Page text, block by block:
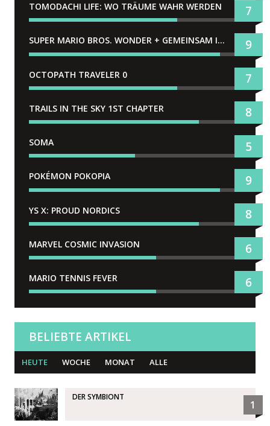
TOMODACHI LIFE: WO TRÄUME WAHR WERDEN 7
SUPER MARIO BROS. WONDER + GEMEINSAM IM BELLABEL-PARK 9
OCTOPATH TRAVELER 0 7
TRAILS IN THE SKY 1ST CHAPTER 8
SOMA 5
POKÉMON POKOPIA 9
YS X: PROUD NORDICS 8
MARVEL COSMIC INVASION 6
MARIO TENNIS FEVER 6
BELIEBTE ARTIKEL
HEUTE WOCHE MONAT ALLE
DER SYMBIONT
1